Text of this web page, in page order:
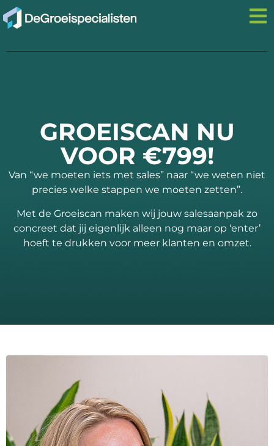
GROEISCAN NU
VOOR €799!
Van “we moeten iets met sales” naar “we weten niet
precies welke stappen we moeten zetten”.
Met de Groeiscan maken wij jouw salesaanpak zo
concreet dat jij eigenlijk alleen nog maar op ‘enter’
hoeft te drukken voor meer klanten en omzet.